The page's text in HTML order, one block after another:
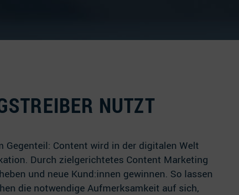
NUTZT
Gegenteil: Content wird in der digitalen Welt
Durch zielgerichtetes Content Marketing
und neue Kund:innen gewinnen. So lassen
die notwendige Aufmerksamkeit auf sich,